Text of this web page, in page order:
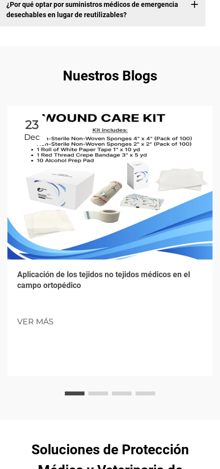
¿Por qué optar por suministros médicos de emergencia
desechables en lugar de reutilizables?
Nuestros Blogs
23
Dec
Aplicación de los tejidos no tejidos médicos en el
campo ortopédico
VER MÁS
Soluciones de Protección